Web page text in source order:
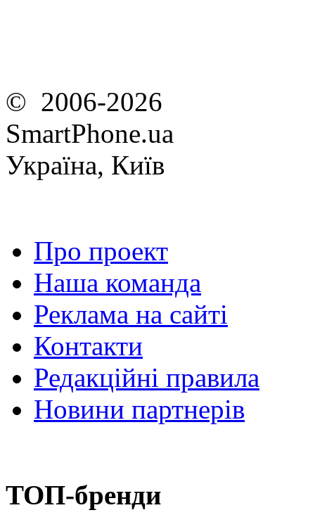
© 2006-2026
SmartPhone.ua
Україна, Київ
Про проект
Наша команда
Реклама на сайті
Контакти
Редакційні правила
Новини партнерів
ТОП-бренди